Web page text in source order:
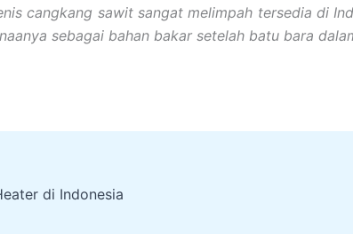
cangkang sawit sangat melimpah tersedia di
sebagai bahan bakar setelah batu bara
di Indonesia